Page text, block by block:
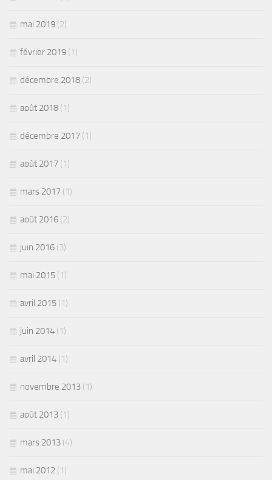
mai 2019 (2)
février 2019 (1)
décembre 2018 (2)
août 2018 (1)
décembre 2017 (1)
août 2017 (1)
mars 2017 (1)
août 2016 (2)
juin 2016 (3)
mai 2015 (1)
avril 2015 (1)
juin 2014 (1)
avril 2014 (1)
novembre 2013 (1)
août 2013 (1)
mars 2013 (4)
mai 2012 (1)